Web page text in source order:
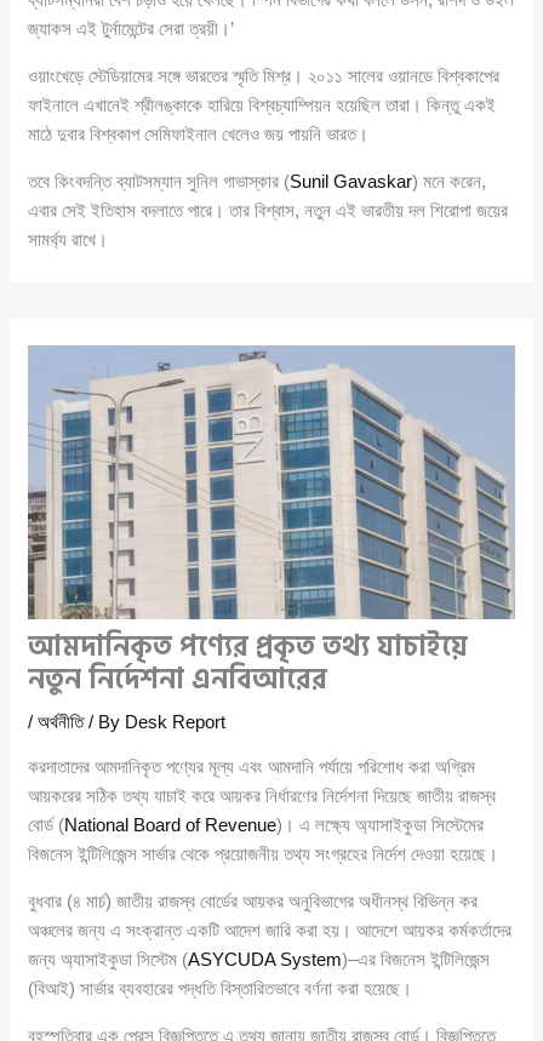
জ্যাকস এই টুর্নামেন্টের সেরা ত্রয়ী।’
ওয়াংখেড়ে স্টেডিয়ামের সঙ্গে ভারতের স্মৃতি মিশ্র। ২০১১ সালের ওয়ানডে বিশ্বকাপের
ফাইনালে এখানেই শ্রীলঙ্কাকে হারিয়ে বিশ্বচ্যাম্পিয়ন হয়েছিল তারা। কিন্তু একই
মাঠে দুবার বিশ্বকাপ সেমিফাইনাল খেলেও জয় পায়নি ভারত।
তবে কিংবদন্তি ব্যাটসম্যান সুনিল গাভাস্কার (Sunil Gavaskar) মনে করেন,
এবার সেই ইতিহাস বদলাতে পারে। তার বিশ্বাস, নতুন এই ভারতীয় দল শিরোপা জয়ের
সামর্থ্য রাখে।
আমদানিকৃত পণ্যের প্রকৃত তথ্য যাচাইয়ে
নতুন নির্দেশনা এনবিআরের
/অর্থনীতি/ By Desk Report
করদাতাদের আমদানিকৃত পণ্যের মূল্য এবং আমদানি পর্যায়ে পরিশোধ করা অগ্রিম
আয়করের সঠিক তথ্য যাচাই করে আয়কর নির্ধারণের নির্দেশনা দিয়েছে জাতীয় রাজস্ব
বোর্ড (National Board of Revenue)। এ লক্ষ্যে অ্যাসাইকুডা সিস্টেমের
বিজনেস ইন্টিলিজেন্স সার্ভার থেকে প্রয়োজনীয় তথ্য সংগ্রহের নির্দেশ দেওয়া হয়েছে।
বুধবার (৪ মার্চ) জাতীয় রাজস্ব বোর্ডের আয়কর অনুবিভাগের অধীনস্থ বিভিন্ন কর
অঞ্চলের জন্য এ সংক্রান্ত একটি আদেশ জারি করা হয়। আদেশে আয়কর কর্মকর্তাদের
জন্য অ্যাসাইকুডা সিস্টেম (ASYCUDA System)–এর বিজনেস ইন্টিলিজেন্স
(বিআই) সার্ভার ব্যবহারের পদ্ধতি বিস্তারিতভাবে বর্ণনা করা হয়েছে।
বৃহস্পতিবার এক প্রেস বিজ্ঞপ্তিতে এ তথ্য জানায় জাতীয় রাজস্ব বোর্ড। বিজ্ঞপ্তিতে